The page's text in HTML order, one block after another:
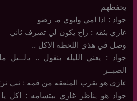
يحفظهم
جواد : اذا امي وابوي ما رضو
غازي بثقه : راح يكون لي تصرف ثاني
وصل في هذي اللحظه الاكل ..
جواد : يعني الليله بنقول ..
الصبــر
غازي هو يقرب الملعقه من فمه : نبي
جواد هو يناظر غازي ببتسامه : اكل